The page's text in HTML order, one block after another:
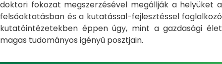
doktori fokozat megszerzésével megállják a helyüket a
felsőoktatásban és a kutatással-fejlesztéssel foglalkozó
kutatóintézetekben éppen úgy, mint a gazdasági élet
magas tudományos igényű posztjain.